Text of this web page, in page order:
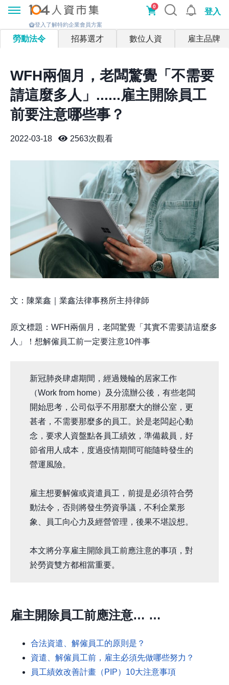
0
登入
登入了解特約企業會員方案
勞動法令 招募選才 數位人資 雇主品牌
WFH兩個月，老闆驚覺「不需要
請這麼多人」......雇主開除員工
前要注意哪些事？
2022-03-18 2563次觀看
文：陳業鑫｜業鑫法律事務所主持律師
原文標題：WFH兩個月，老闆驚覺「其實不需要請這麼多
人」！想解僱員工前一定要注意10件事
新冠肺炎肆虐期間，經過幾輪的居家工作
（Work from home）及分流辦公後，有些老闆
開始思考，公司似乎不用那麼大的辦公室，更
甚者，不需要那麼多的員工。於是老闆起心動
念，要求人資盤點各員工績效，準備裁員，好
節省用人成本，度過疫情期間可能隨時發生的
營運風險。
雇主想要解僱或資遣員工，前提是必須符合勞
動法令，否則將發生勞資爭議，不利企業形
象、員工向心力及經營管理，後果不堪設想。
本文將分享雇主開除員工前應注意的事項，對
於勞資雙方都相當重要。
雇主開除員工前應注意… …
合法資遣、解僱員工的原則是？
資遣、解僱員工前，雇主必須先做哪些努力？
員工績效改善計畫（PIP）10大注意事項